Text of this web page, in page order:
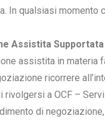
In qualsiasi momento
Assistita Supportata
assistita in materia
ricorrere
a OCF –
di